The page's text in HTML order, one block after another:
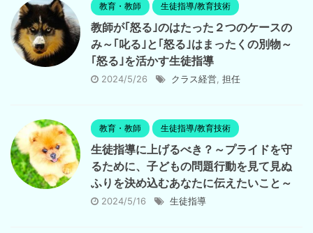
教育・教師 生徒指導/教育技術
教師が｢怒る｣のはたった２つのケースの
み～｢叱る｣と｢怒る｣はまったくの別物～
｢怒る｣を活かす生徒指導
2024/5/26 クラス経営 担任
教育・教師 生徒指導/教育技術
生徒指導に上げるべき？～プライドを守
るために、子どもの問題行動を見て見ぬ
ふりを決め込むあなたに伝えたいこと～
2024/5/16 生徒指導